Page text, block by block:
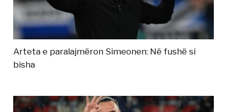
Arteta e paralajmëron Simeonen: Në fushë si
bisha